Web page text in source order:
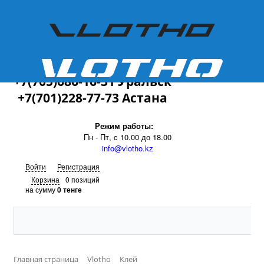
+7(701)228-77-73
+7(705)686-16-31 Уральск
+7(701)228-77-73 Астана
Режим работы:
Пн - Пт, c 10.00 до 18.00
info@vlotho.kz
Войти
Регистрация
Корзина
0 позиций
на сумму0 тенге
Главная страница Vlotho
Клей